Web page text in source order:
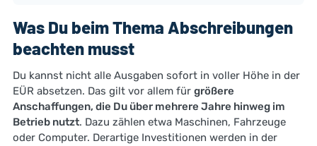
Was Du beim Thema Abschreibungen
beachten musst
Du kannst nicht alle Ausgaben sofort in voller Höhe in der
EÜR absetzen. Das gilt vor allem für größere
Anschaffungen, die Du über mehrere Jahre hinweg im
Betrieb nutzt. Dazu zählen etwa Maschinen, Fahrzeuge
oder Computer. Derartige Investitionen werden in der